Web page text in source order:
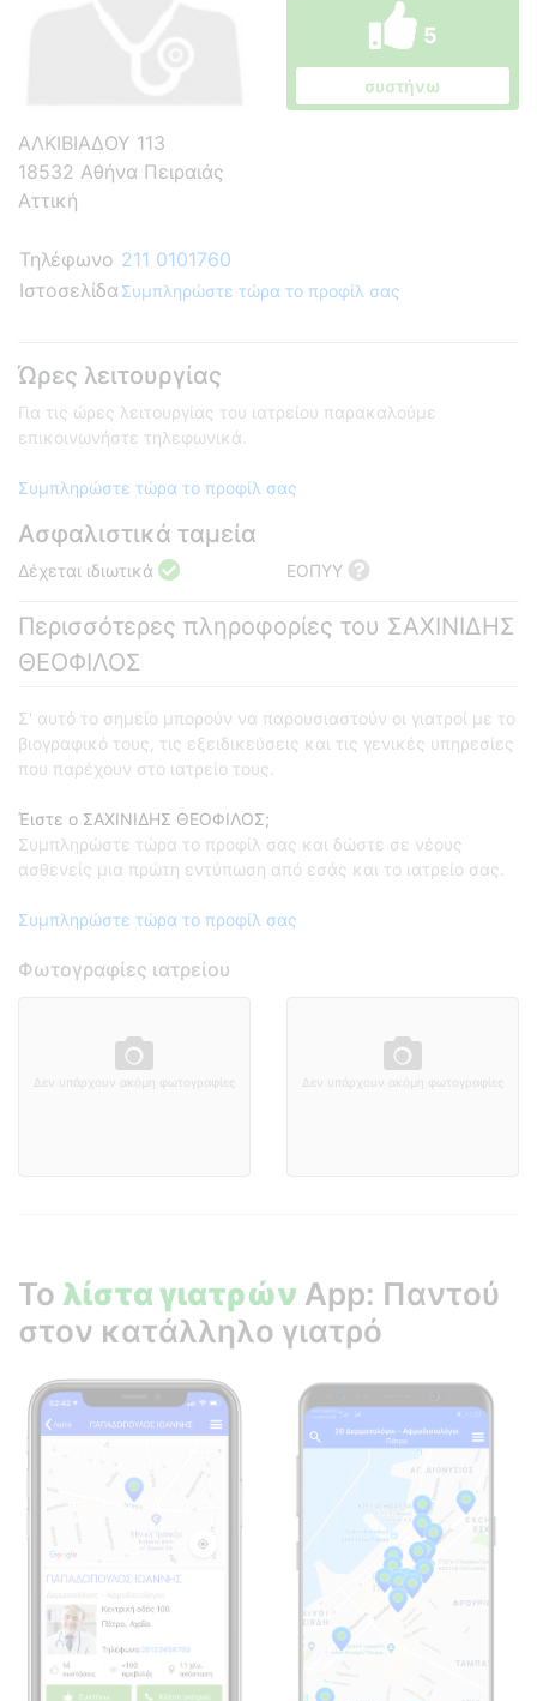
5
συστήνω
ΑΛΚΙΒΙΑΔΟΥ 113
18532 Αθήνα Πειραιάς
Αττική
Τηλέφωνο 211 0101760
Ιστοσελίδα Συμπληρώστε τώρα το προφίλ σας
Ώρες λειτουργίας
Για τις ώρες λειτουργίας του ιατρείου παρακαλούμε
επικοινωνήστε τηλεφωνικά.
Συμπληρώστε τώρα το προφίλ σας
Ασφαλιστικά ταμεία
Δέχεται ιδιωτικά ΕΟΠΥΥ
Περισσότερες πληροφορίες του ΣΑΧΙΝΙΔΗΣ
ΘΕΟΦΙΛΟΣ
Σ' αυτό το σημείο μπορούν να παρουσιαστούν οι γιατροί με το
βιογραφικό τους, τις εξειδικεύσεις και τις γενικές υπηρεσίες
που παρέχουν στο ιατρείο τους.
Έιστε ο ΣΑΧΙΝΙΔΗΣ ΘΕΟΦΙΛΟΣ;
Συμπληρώστε τώρα το προφίλ σας και δώστε σε νέους
ασθενείς μια πρώτη εντύπωση από εσάς και το ιατρείο σας.
Συμπληρώστε τώρα το προφίλ σας
Φωτογραφίες ιατρείου
Δεν υπάρχουν ακόμη φωτογραφίες Δεν υπάρχουν ακόμη φωτογραφίες
Το λίστα γιατρών App: Παντού
στον κατάλληλο γιατρό